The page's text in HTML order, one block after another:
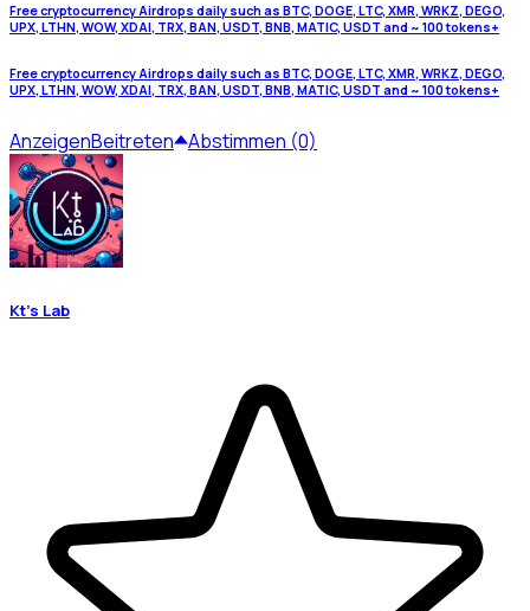
Free cryptocurrency Airdrops daily such as BTC, DOGE, LTC, XMR, WRKZ, DEGO,
UPX, LTHN, WOW, XDAI, TRX, BAN, USDT, BNB, MATIC, USDT and ~ 100 tokens+
Free cryptocurrency Airdrops daily such as BTC, DOGE, LTC, XMR, WRKZ, DEGO,
UPX, LTHN, WOW, XDAI, TRX, BAN, USDT, BNB, MATIC, USDT and ~ 100 tokens+
AnzeigenBeitreten Abstimmen (0)
Kt's Lab